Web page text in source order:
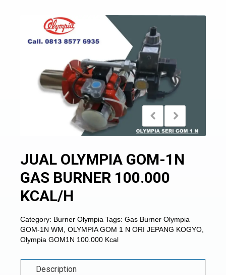
JUAL OLYMPIA GOM-1N
GAS BURNER 100.000
KCAL/H
Category: Burner Olympia Tags: Gas Burner Olympia
GOM-1N WM OLYMPIA GOM 1 N ORI JEPANG KOGYO
Olympia GOM1N 100.000 Kcal
Description